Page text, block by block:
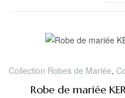
Collection Robes de Mariée,
Robe de mariée